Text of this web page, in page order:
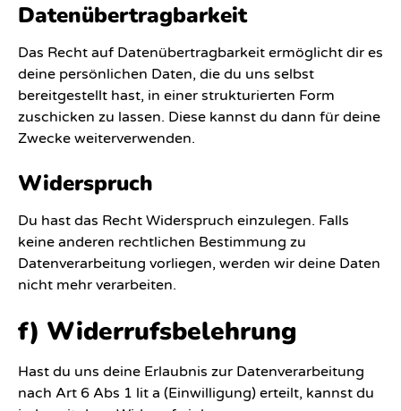
Datenübertragbarkeit
Das Recht auf Datenübertragbarkeit ermöglicht dir es
deine persönlichen Daten, die du uns selbst
bereitgestellt hast, in einer strukturierten Form
zuschicken zu lassen. Diese kannst du dann für deine
Zwecke weiterverwenden.
Widerspruch
Du hast das Recht Widerspruch einzulegen. Falls
keine anderen rechtlichen Bestimmung zu
Datenverarbeitung vorliegen, werden wir deine Daten
nicht mehr verarbeiten.
f) Widerrufsbelehrung
Hast du uns deine Erlaubnis zur Datenverarbeitung
nach Art 6 Abs 1 lit a (Einwilligung) erteilt, kannst du